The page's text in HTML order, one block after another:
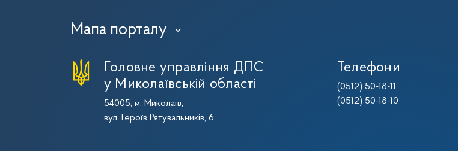
Мапа порталу ›
Головне управління ДПС
у Миколаївській області
54005, м. Миколаїв,
вул. Героїв Рятувальників, 6
Телефони
(0512) 50-18-11 ,
(0512) 50-18-10